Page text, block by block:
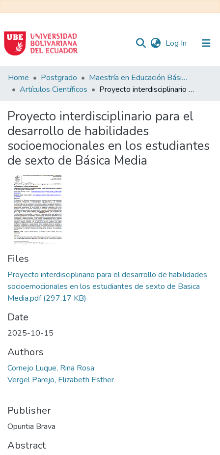
Log In (current)
Communities
&
All of DSpace
Statistics
Home Postgrado
Maestría en Educación Básica
Artículos Científicos
Proyecto interdisciplinario para el desarrollo de habilidades socioemocionales en los estudiantes de sexto de Básica Media
Proyecto interdisciplinario para el
desarrollo de habilidades
socioemocionales en los estudiantes
de sexto de Básica Media
Files
Proyecto interdisciplinario para el desarrollo de habilidades
socioemocionales en los estudiantes de sexto de Basica
Media.pdf(297.17 KB)
Date
2025-10-15
Authors
Cornejo Luque, Rina Rosa
Vergel Parejo, Elizabeth Esther
Publisher
Opuntia Brava
Abstract